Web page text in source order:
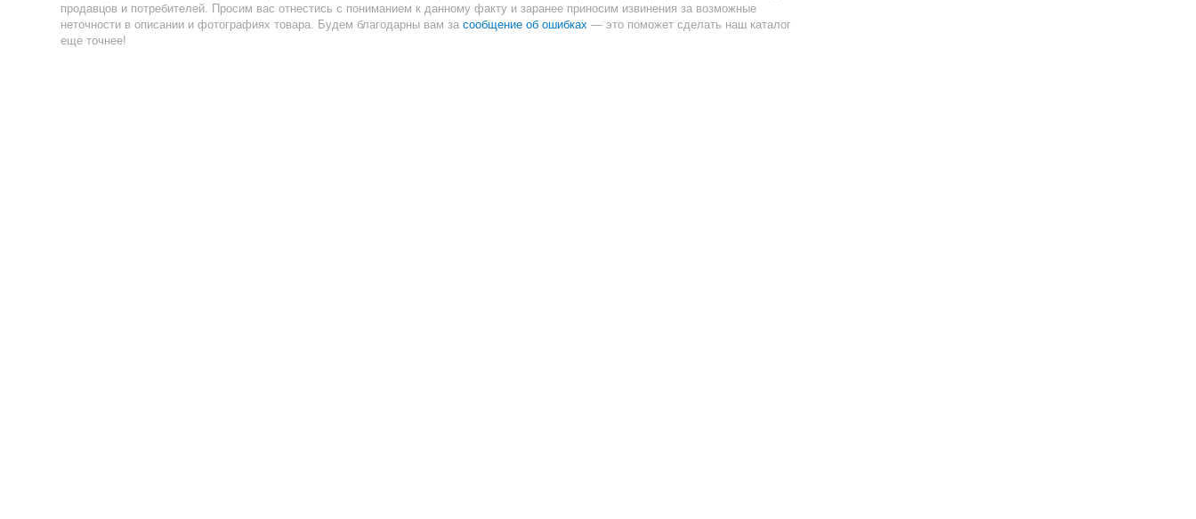
продавцов и потребителей. Просим вас отнестись с пониманием к данному факту и заранее приносим извинения за возможные
неточности в описании и фотографиях товара. Будем благодарны вам за сообщение об ошибках — это поможет сделать наш каталог
еще точнее!